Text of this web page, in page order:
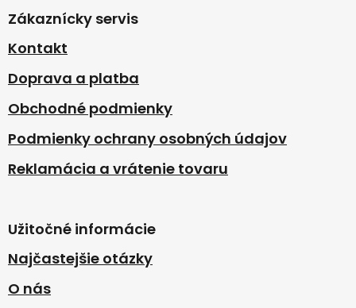
p
ä
e
Zákaznícky servis
Kontakt
Doprava a platba
Obchodné podmienky
Podmienky ochrany osobných údajov
Reklamácia a vrátenie tovaru
Užitočné informácie
Najčastejšie otázky
O nás